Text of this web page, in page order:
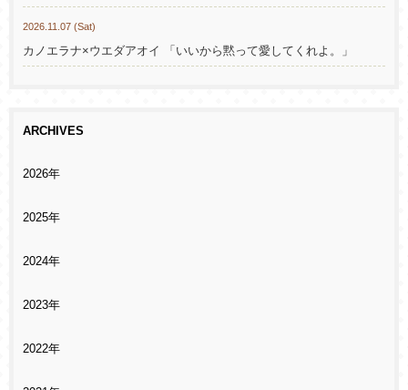
2026.11.07 (Sat)
カノエラナ×ウエダアオイ 「いいから黙って愛してくれよ。」
ARCHIVES
2026年
2025年
2024年
2023年
2022年